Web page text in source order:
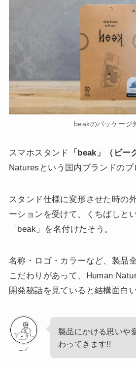
beakのパッケージ
スマホスタンド 「beak」（ビー
Naturesという国内ブランドのプ
スタンド仕様に変形させた時の
ーションを受けて、くちばしと
「beak」を名付けたそう。
名称・ロゴ・カラーなど、製品
こだわりがあって、Human
開発秘話を見ていると結構面白い
ニノ
製品にかける思いや
わってきます!!